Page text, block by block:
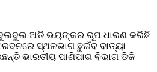
ବୁଲବୁଲ ଅତି ଭୟଙ୍କର ରୂପ ଧାରଣ କରିଛି
ସ୍ଥଳଭାଗ ଛୁଇଁବ ବାତ୍ୟା
ଭାରତୀୟ ପାଣିପାଗ ବିଭାଗ ଡିଜି